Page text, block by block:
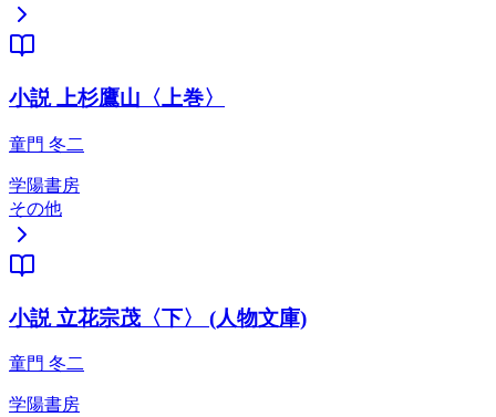
小説 上杉鷹山〈上巻〉
童門 冬二
学陽書房
その他
小説 立花宗茂〈下〉 (人物文庫)
童門 冬二
学陽書房